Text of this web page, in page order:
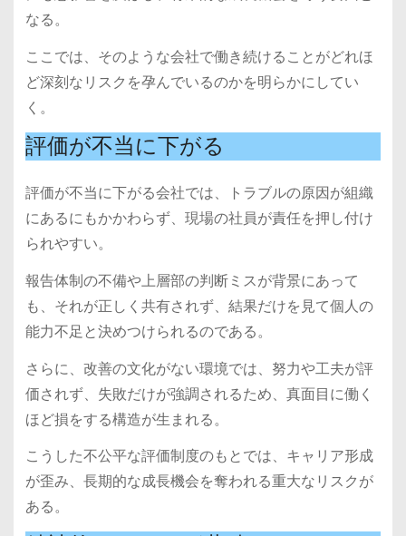
なる。
ここでは、そのような会社で働き続けることがどれほ
ど深刻なリスクを孕んでいるのかを明らかにしてい
く。
評価が不当に下がる
評価が不当に下がる会社では、トラブルの原因が組織
にあるにもかかわらず、現場の社員が責任を押し付け
られやすい。
報告体制の不備や上層部の判断ミスが背景にあって
も、それが正しく共有されず、結果だけを見て個人の
能力不足と決めつけられるのである。
さらに、改善の文化がない環境では、努力や工夫が評
価されず、失敗だけが強調されるため、真面目に働く
ほど損をする構造が生まれる。
こうした不公平な評価制度のもとでは、キャリア形成
が歪み、長期的な成長機会を奪われる重大なリスクが
ある。